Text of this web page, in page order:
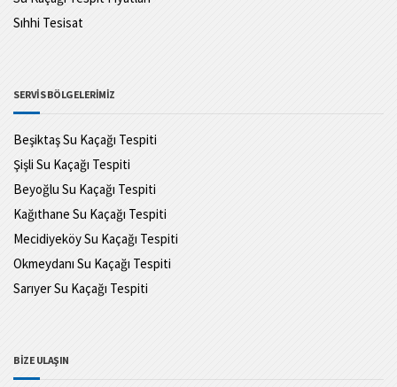
Sıhhi Tesisat
SERVİS BÖLGELERİMİZ
Beşiktaş Su Kaçağı Tespiti
Şişli Su Kaçağı Tespiti
Beyoğlu Su Kaçağı Tespiti
Kağıthane Su Kaçağı Tespiti
Mecidiyeköy Su Kaçağı Tespiti
Okmeydanı Su Kaçağı Tespiti
Sarıyer Su Kaçağı Tespiti
BİZE ULAŞIN